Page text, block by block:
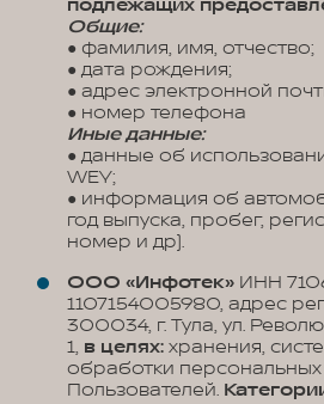
подлежащих
Общие:
● фамилия, имя, отчество;
● дата рождения;
● адрес электронной
● номер телефона
Иные данные:
● данные об
WEY;
● информация об
год выпуска, пробег,
номер и др).
ООО «Инфотек» ИНН
1107154005980, адрес
300034, г. Тула, ул.
1, в целях: хранения,
обработки
Пользователей.